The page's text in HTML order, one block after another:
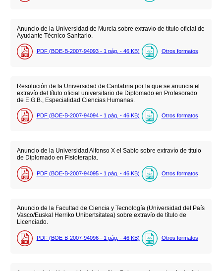
Anuncio de la Universidad de Murcia sobre extravío de título oficial de
Ayudante Técnico Sanitario.
PDF (BOE-B-2007-94093 - 1 pág. - 46 KB) Otros formatos
Resolución de la Universidad de Cantabria por la que se anuncia el
extravío del título oficial universitario de Diplomado en Profesorado
de E.G.B., Especialidad Ciencias Humanas.
PDF (BOE-B-2007-94094 - 1 pág. - 46 KB) Otros formatos
Anuncio de la Universidad Alfonso X el Sabio sobre extravío de título
de Diplomado en Fisioterapia.
PDF (BOE-B-2007-94095 - 1 pág. - 46 KB) Otros formatos
Anuncio de la Facultad de Ciencia y Tecnología (Universidad del País
Vasco/Euskal Herriko Unibertsitatea) sobre extravío de título de
Licenciado.
PDF (BOE-B-2007-94096 - 1 pág. - 46 KB) Otros formatos